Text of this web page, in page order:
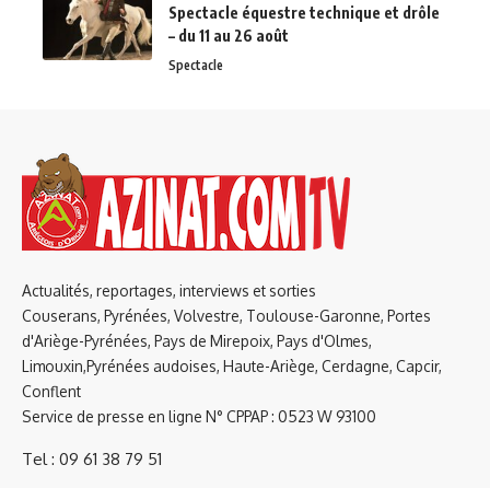
Spectacle équestre technique et drôle
– du 11 au 26 août
Spectacle
Actualités, reportages, interviews et sorties
Couserans, Pyrénées, Volvestre, Toulouse-Garonne, Portes
d'Ariège-Pyrénées, Pays de Mirepoix, Pays d'Olmes,
Limouxin,Pyrénées audoises, Haute-Ariège, Cerdagne, Capcir,
Conflent
Service de presse en ligne N° CPPAP : 0523 W 93100
Tel : 09 61 38 79 51